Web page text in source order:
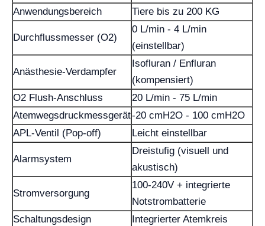
Anwendungsbereich
Tiere bis zu 200 KG
Durchflussmesser (O2)
0 L/min - 4 L/min
(einstellbar)
Anästhesie-Verdampfer
Isofluran / Enfluran
(kompensiert)
O2 Flush-Anschluss
20 L/min - 75 L/min
Atemwegsdruckmessgerät-20 cmH2O - 100 cmH2O
APL-Ventil (Pop-off)
Leicht einstellbar
Alarmsystem
Dreistufig (visuell und
akustisch)
Stromversorgung
100-240V + integrierte
Notstrombatterie
Schaltungsdesign
Integrierter Atemkreis